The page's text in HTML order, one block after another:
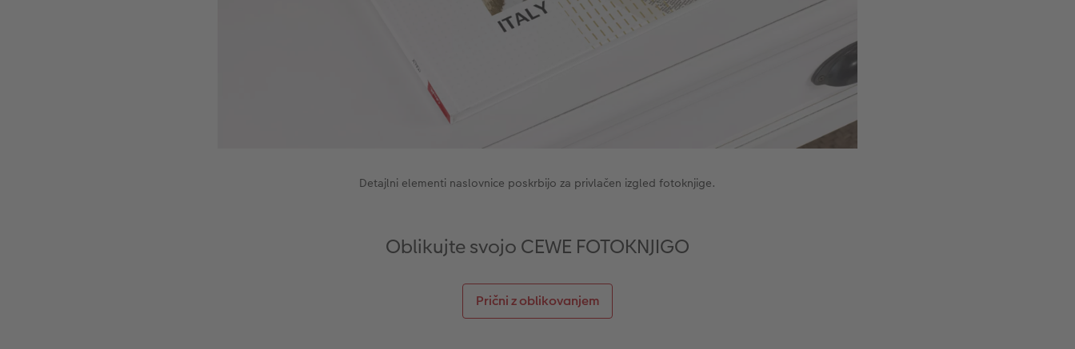
Detajlni elementi naslovnice poskrbijo za privlačen izgled fotoknjige.
Oblikujte svojo CEWE FOTOKNJIGO
Prični z oblikovanjem